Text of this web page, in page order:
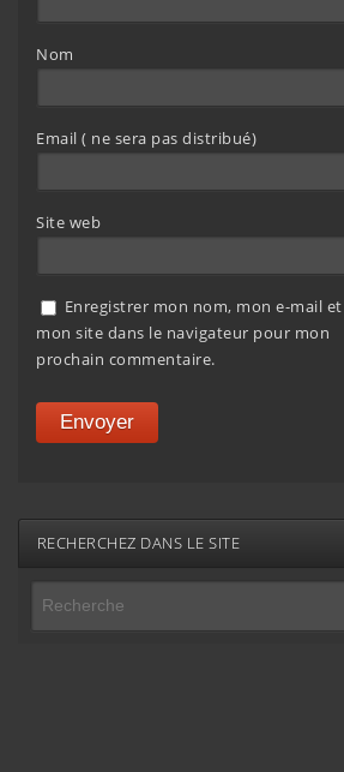
Nom
Email ( ne sera pas distribué)
Site web
Enregistrer mon nom, mon e-mail et
mon site dans le navigateur pour mon
prochain commentaire.
RECHERCHEZ DANS LE SITE